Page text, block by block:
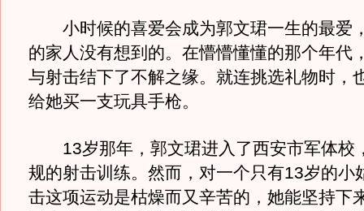
小时候的喜爱会成为郭文珺一生的最爱
的家人没有想到的。在懵懵懂懂的那个年代
与射击结下了不解之缘。就连挑选礼物时，
给她买一支玩具手枪。
13岁那年，郭文珺进入了西安市军体校
规的射击训练。然而，对一个只有13岁的小
击这项运动是枯燥而又辛苦的，她能坚持下